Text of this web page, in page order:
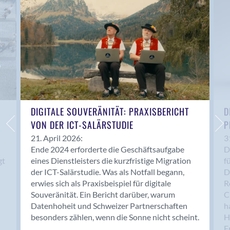
Anwil
Appenzell
Au SG
Baar
Baden
Balsthal
Balzers
Basel
Bassersdorf
Belp
Bendern
Benken (SG)
Bergdietikon
Berlin
Bern
Bern - Liebefeld
DIGITALE SOUVERÄNITÄT: PRAXISBERICHT
VON DER ICT-SALÄRSTUDIE
21. April 2026:
Ende 2024 erforderte die Geschäftsaufgabe
eines Dienstleisters die kurzfristige Migration
der ICT-Salärstudie. Was als Notfall begann,
erwies sich als Praxisbeispiel für digitale
Souveränität. Ein Bericht darüber, warum
Datenhoheit und Schweizer Partnerschaften
besonders zählen, wenn die Sonne nicht scheint.